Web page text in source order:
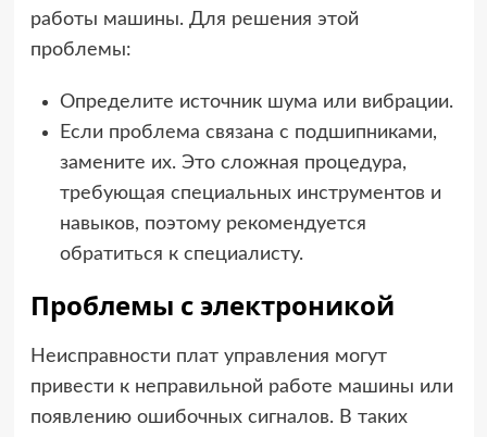
работы машины. Для решения этой
проблемы:
Определите источник шума или вибрации.
Если проблема связана с подшипниками,
замените их. Это сложная процедура,
требующая специальных инструментов и
навыков, поэтому рекомендуется
обратиться к специалисту.
Проблемы с электроникой
Неисправности плат управления могут
привести к неправильной работе машины или
появлению ошибочных сигналов. В таких